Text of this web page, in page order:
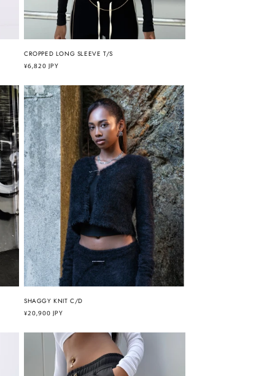
CROPPED LONG SLEEVE T/S
通
価
格
¥6,820 JPY
SHAGGY KNIT C/D
通
価
¥20,900 JPY